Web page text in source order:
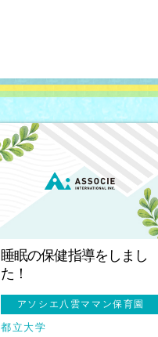
睡眠の保健指導をしまし
た！
アソシエ八雲ママン保育園
都立大学